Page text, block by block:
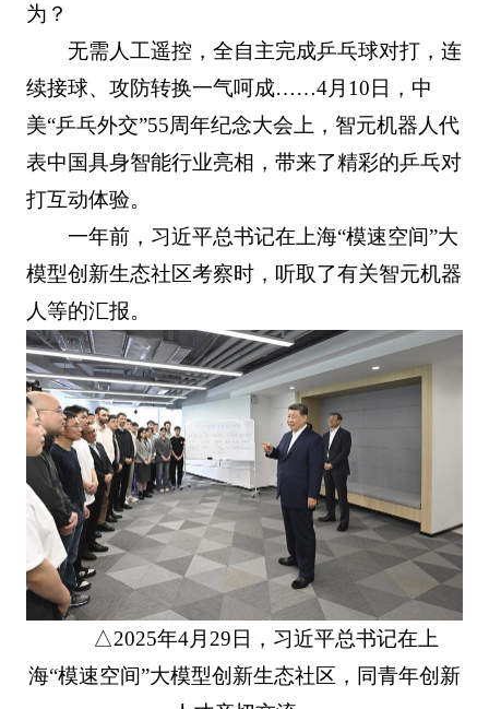
为？
无需人工遥控，全自主完成乒乓球对打，连
续接球、攻防转换一气呵成……4月10日，中
美“乒乓外交”55周年纪念大会上，智元机器人代
表中国具身智能行业亮相，带来了精彩的乒乓对
打互动体验。
一年前，习近平总书记在上海“模速空间”大
模型创新生态社区考察时，听取了有关智元机器
人等的汇报。
△2025年4月29日，习近平总书记在上
海“模速空间”大模型创新生态社区，同青年创新